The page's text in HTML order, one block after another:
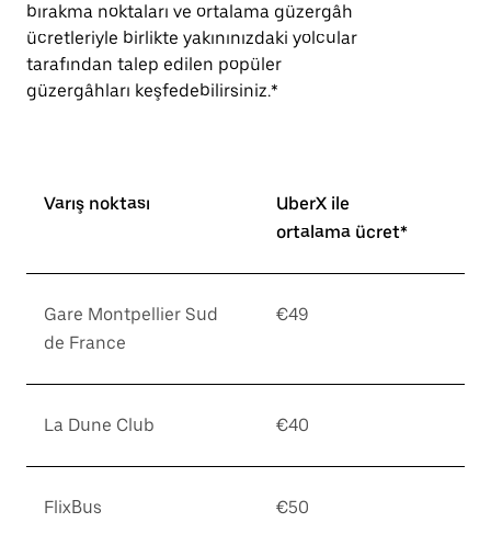
bırakma noktaları ve ortalama güzergâh
ücretleriyle birlikte yakınınızdaki yolcular
tarafından talep edilen popüler
güzergâhları keşfedebilirsiniz.*
Varış noktası
UberX ile
ortalama ücret*
Gare Montpellier Sud
de France
€49
La Dune Club €40
FlixBus €50